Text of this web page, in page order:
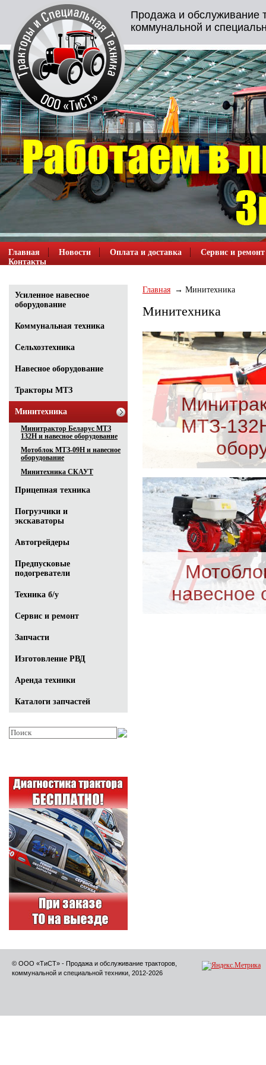
Продажа и обслуживание
коммунальной и
Главная Новости Оплата и доставка
Сервис и ремонт
Контакты
Главная Минитехника
Минитехника
МТЗ-
навесное
Усиленное навесное
оборудование
Коммунальная техника
Сельхозтехника
Навесное оборудование
Тракторы МТЗ
Минитехника
Минитрактор Беларус МТЗ
132Н и навесное оборудование
Мотоблок МТЗ-09Н и навесное
оборудование
Минитехника СКАУТ
Прицепная техника
Погрузчики и
экскаваторы
Автогрейдеры
Предпусковые
подогреватели
Техника б/у
Сервис и ремонт
Запчасти
Изготовление РВД
Аренда техники
Каталоги запчастей
© ООО «ТиСТ» - Продажа и обслуживание тракторов,
коммунальной и специальной техники, 2012-2026